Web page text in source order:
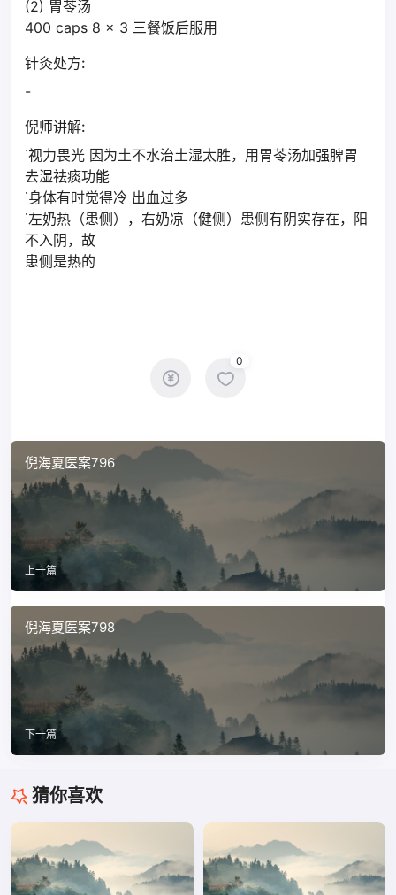
(2) 胃苓汤
400 caps 8 x 3 三餐饭后服用
针灸处方:
-
倪师讲解:
˙视力畏光 因为土不水治土湿太胜，用胃苓汤加强脾胃
去湿祛痰功能
˙身体有时觉得冷 出血过多
˙左奶热（患侧），右奶凉（健侧）患侧有阴实存在，阳
不入阴，故
患侧是热的
0
倪海夏医案796
上一篇
倪海夏医案798
下一篇
猜你喜欢